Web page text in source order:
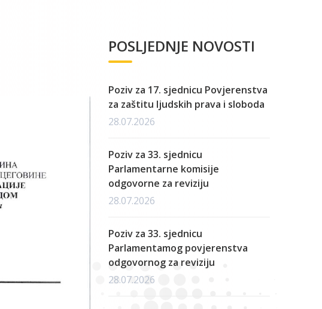
POSLJEDNJE NOVOSTI
Poziv za 17. sjednicu Povjerenstva
za zaštitu ljudskih prava i sloboda
28.07.2026
Poziv za 33. sjednicu
Parlamentarne komisije
odgovorne za reviziju
28.07.2026
Poziv za 33. sjednicu
Parlamentamog povjerenstva
odgovornog za reviziju
28.07.2026